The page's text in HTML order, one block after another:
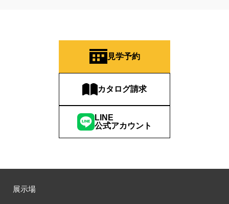
見学予約
カタログ請求
LINE
公式アカウント
展示場